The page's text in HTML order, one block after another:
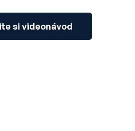
si videonávod